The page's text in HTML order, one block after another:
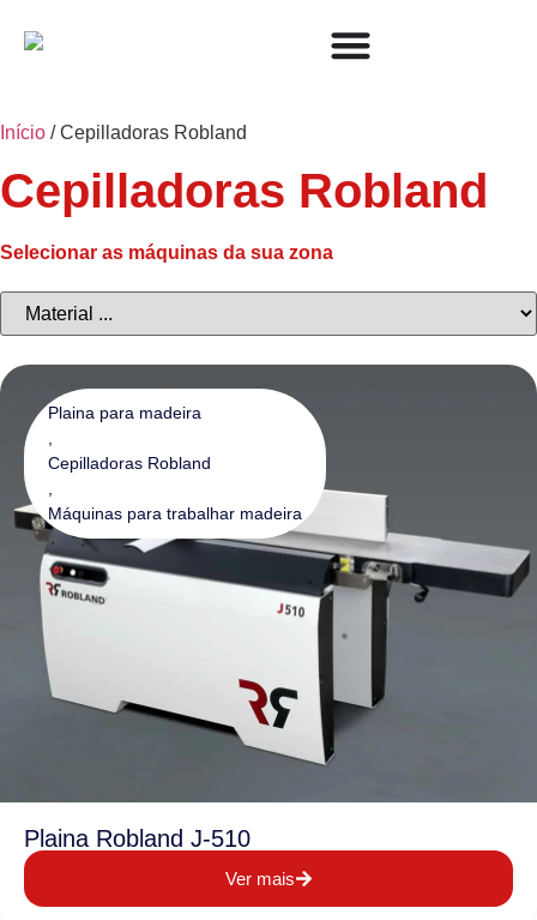
Início / Cepilladoras Robland
Cepilladoras Robland
Selecionar as máquinas da sua zona
Plaina para madeira
Cepilladoras Robland
Máquinas para trabalhar madeira
Plaina Robland J-510
Ver mais